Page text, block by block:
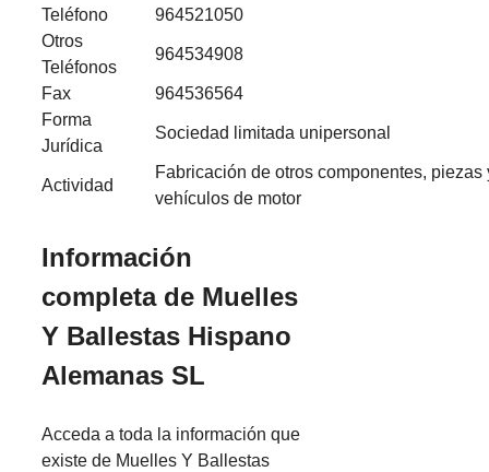
Teléfono
964521050
Otros
Teléfonos
964534908
Fax
964536564
Forma
Jurídica
Sociedad limitada unipersonal
Actividad
Fabricación de otros componentes, piezas
vehículos de motor
Información
completa de Muelles
Y Ballestas Hispano
Alemanas SL
Acceda a toda la información que
existe de Muelles Y Ballestas